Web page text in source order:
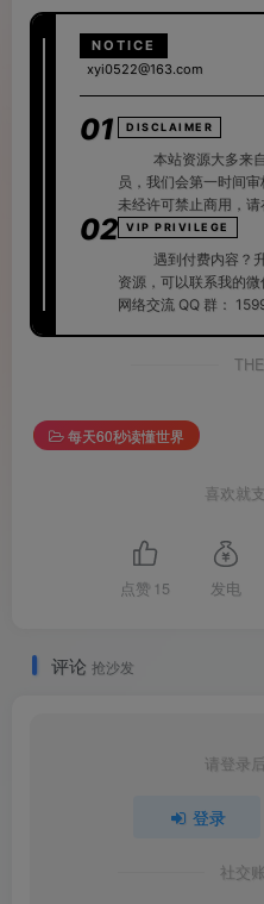
NOTICE
xyi0522@163.com
01 DISCLAIMER
本站资源大多来
员，我们会第一时间
未经许可禁止商用，请
02 VIP PRIVILEGE
遇到付费内容？
资源，可以联系我的微
网络交流 QQ 群：
每天60秒读懂世界
喜欢就
点赞 15 发电
评论 抢沙发
请登录
登录
社交